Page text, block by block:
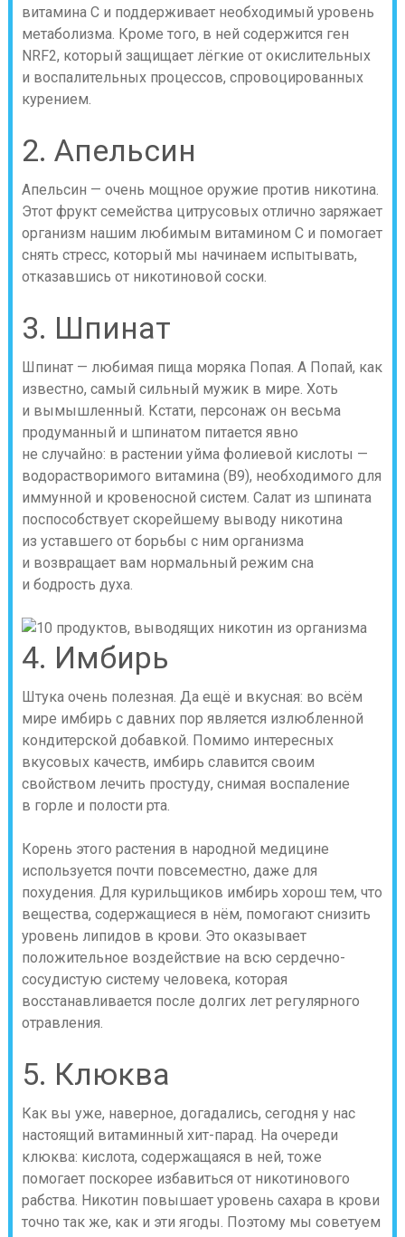
витамина C и поддерживает необходимый уровень
метаболизма. Кроме того, в ней содержится ген
NRF2, который защищает лёгкие от окислительных
и воспалительных процессов, спровоцированных
курением.
2. Апельсин
Апельсин — очень мощное оружие против никотина.
Этот фрукт семейства цитрусовых отлично заряжает
организм нашим любимым витамином С и помогает
снять стресс, который мы начинаем испытывать,
отказавшись от никотиновой соски.
3. Шпинат
Шпинат — любимая пища моряка Попая. А Попай, как
известно, самый сильный мужик в мире. Хоть
и вымышленный. Кстати, персонаж он весьма
продуманный и шпинатом питается явно
не случайно: в растении уйма фолиевой кислоты —
водорастворимого витамина (B9), необходимого для
иммунной и кровеносной систем. Салат из шпината
поспособствует скорейшему выводу никотина
из уставшего от борьбы с ним организма
и возвращает вам нормальный режим сна
и бодрость духа.
4. Имбирь
Штука очень полезная. Да ещё и вкусная: во всём
мире имбирь с давних пор является излюбленной
кондитерской добавкой. Помимо интересных
вкусовых качеств, имбирь славится своим
свойством лечить простуду, снимая воспаление
в горле и полости рта.
Корень этого растения в народной медицине
используется почти повсеместно, даже для
похудения. Для курильщиков имбирь хорош тем, что
вещества, содержащиеся в нём, помогают снизить
уровень липидов в крови. Это оказывает
положительное воздействие на всю сердечно-
сосудистую систему человека, которая
восстанавливается после долгих лет регулярного
отравления.
5. Клюква
Как вы уже, наверное, догадались, сегодня у нас
настоящий витаминный хит-парад. На очереди
клюква: кислота, содержащаяся в ней, тоже
помогает поскорее избавиться от никотинового
рабства. Никотин повышает уровень сахара в крови
точно так же, как и эти ягоды. Поэтому мы советуем